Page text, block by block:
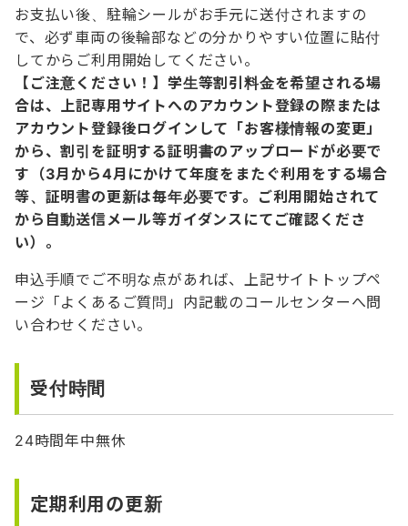
お支払い後、駐輪シールがお手元に送付されますの
で、必ず車両の後輪部などの分かりやすい位置に貼付
してからご利用開始してください。
【ご注意ください！】学生等割引料金を希望される場
合は、上記専用サイトへのアカウント登録の際または
アカウント登録後ログインして「お客様情報の変更」
から、割引を証明する証明書のアップロードが必要で
す（3月から4月にかけて年度をまたぐ利用をする場合
等、証明書の更新は毎年必要です。ご利用開始されて
から自動送信メール等ガイダンスにてご確認くださ
い）。
申込手順でご不明な点があれば、上記サイトトップペ
ージ「よくあるご質問」内記載のコールセンターへ問
い合わせください。
受付時間
24時間年中無休
定期利用の更新